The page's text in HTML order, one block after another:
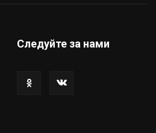
Следуйте за нами